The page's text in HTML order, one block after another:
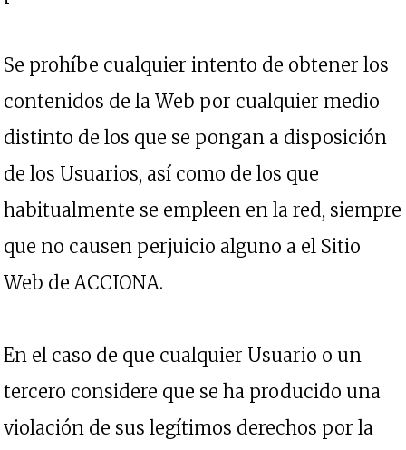
Se prohíbe cualquier intento de obtener los
contenidos de la Web por cualquier medio
distinto de los que se pongan a disposición
de los Usuarios, así como de los que
habitualmente se empleen en la red, siempre
que no causen perjuicio alguno a el Sitio
Web de ACCIONA.
En el caso de que cualquier Usuario o un
tercero considere que se ha producido una
violación de sus legítimos derechos por la